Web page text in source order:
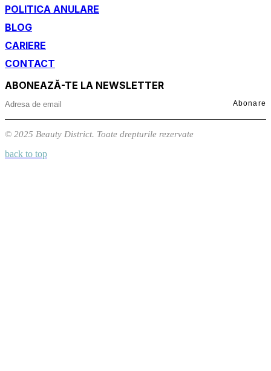
POLITICA ANULARE
BLOG
CARIERE
CONTACT
ABONEAZĂ-TE LA NEWSLETTER
Abonare
© 2025 Beauty District. Toate drepturile rezervate
back to top